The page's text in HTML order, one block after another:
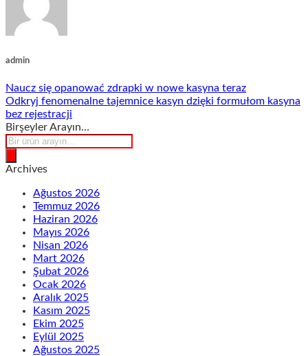
admin
Naucz się opanować zdrapki w nowe kasyna teraz
Odkryj fenomenalne tajemnice kasyn dzięki formułom kasyna
bez rejestracji
Birşeyler Arayın…
Products
search
Archives
Ağustos 2026
Temmuz 2026
Haziran 2026
Mayıs 2026
Nisan 2026
Mart 2026
Şubat 2026
Ocak 2026
Aralık 2025
Kasım 2025
Ekim 2025
Eylül 2025
Ağustos 2025